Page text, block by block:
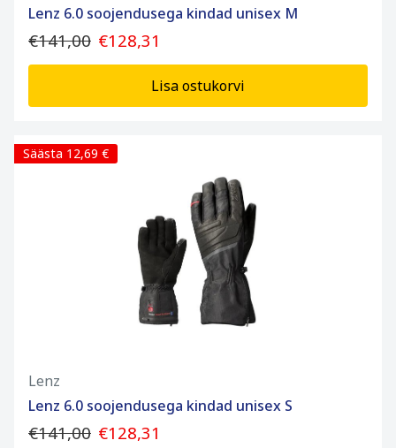
Lenz 6.0 soojendusega kindad unisex M
€141,00 €128,31
Lisa ostukorvi
Säästa 12,69 €
Lenz
Lenz 6.0 soojendusega kindad unisex S
€141,00 €128,31